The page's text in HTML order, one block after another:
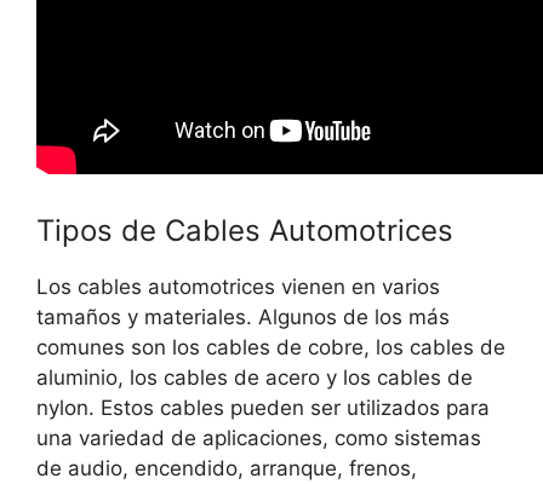
Tipos de Cables Automotrices
Los cables automotrices vienen en varios
tamaños y materiales. Algunos de los más
comunes son los cables de cobre, los cables de
aluminio, los cables de acero y los cables de
nylon. Estos cables pueden ser utilizados para
una variedad de aplicaciones, como sistemas
de audio, encendido, arranque, frenos,